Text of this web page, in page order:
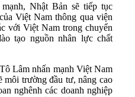
Nhật Bản sẽ tiếp tục
Việt Nam thông qua viện
với Việt Nam trong chuyển
tạo nguồn nhân lực chất
Lâm nhấn mạnh Việt Nam
môi trường đầu tư, nâng cao
nghênh các doanh nghiệp